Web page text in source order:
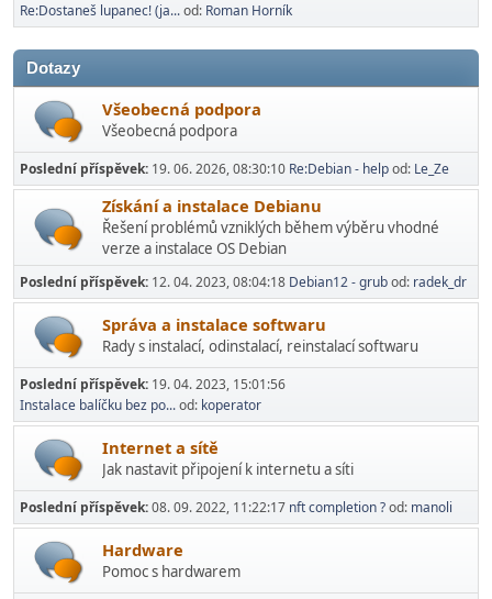
Re:Dostaneš lupanec! (ja...od: Roman Horník
Dotazy
Všeobecná podpora
Všeobecná podpora
Poslední příspěvek: 19. 06. 2026, 08:30:10 Re:Debian - helpod: Le_Ze
Získání a instalace Debianu
Řešení problémů vzniklých během výběru vhodné
verze a instalace OS Debian
Poslední příspěvek: 12. 04. 2023, 08:04:18 Debian12 - grubod: radek_dr
Správa a instalace softwaru
Rady s instalací­, odinstalací, reinstalací softwaru
Poslední příspěvek: 19. 04. 2023, 15:01:56
Instalace balíčku bez po...od: koperator
Internet a sítě
Jak nastavit připojení k internetu a síti
Poslední příspěvek:08. 09. 2022, 11:22:17 nft completion ?od: manoli
Hardware
Pomoc s hardwarem